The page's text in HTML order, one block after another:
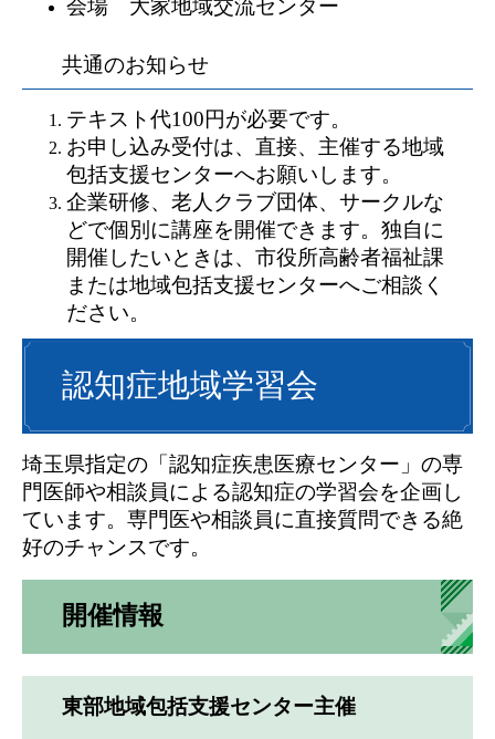
会場 大家地域交流センター
共通のお知らせ
テキスト代100円が必要です。
お申し込み受付は、直接、主催する地域
包括支援センターへお願いします。
企業研修、老人クラブ団体、サークルな
どで個別に講座を開催できます。独自に
開催したいときは、市役所高齢者福祉課
または地域包括支援センターへご相談く
ださい。
認知症地域学習会
埼玉県指定の「認知症疾患医療センター」の専
門医師や相談員による認知症の学習会を企画し
ています。専門医や相談員に直接質問できる絶
好のチャンスです。
開催情報
東部地域包括支援センター主催